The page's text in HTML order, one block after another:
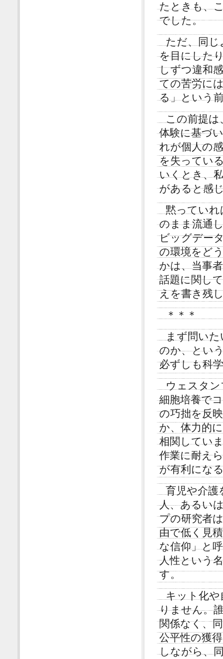
たときも、
でした。
ただ、同
を目にした
しずつ違和
ての苦労に
る」という
この前提
体験に基づ
れが個人の
を失ってい
いくとき、
があると感
黙っていれ
のまま流通
ビッグデー
の環境をど
かは、当事
話題に関し
えを書き残
＊＊＊
まず問い
のか、とい
必ずしも科
ウェスタ
細胞培養で
の巧拙を反
か、体力的
相関してい
作業に耐え
が有利にな
育児や介護
人、あるい
プの研究者
由で低く見
な信仰」と
人性という
す。
キット化
りません。
関係なく、
公平性の獲
しながら、